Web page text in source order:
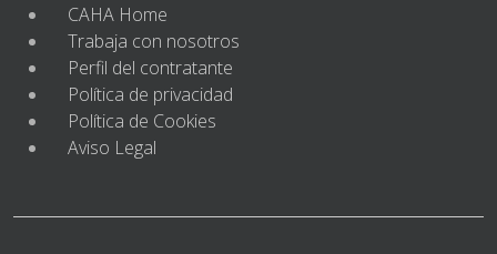
CAHA Home
Trabaja con nosotros
Perfil del contratante
Política de privacidad
Política de Cookies
Aviso Legal